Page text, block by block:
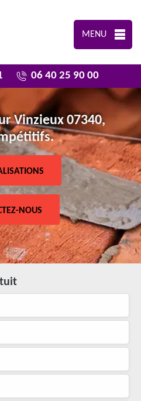
MENU
06 40 25 90 00
Vinzieux 07340,
NOUS